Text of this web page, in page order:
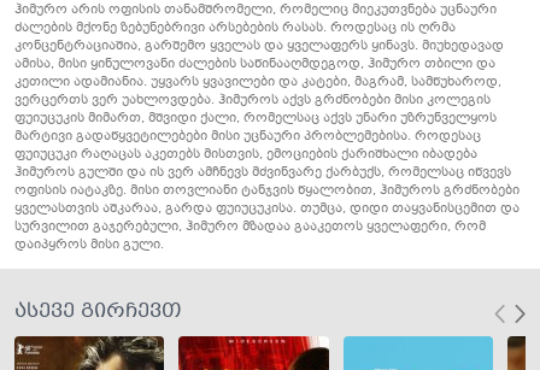
ჰიმურო არის ოფისის თანამშრომელი, რომელიც მიეკუთვნება უცნაური
ძალების მქონე ზებუნებრივი არსებების რასას. როდესაც ის ღრმა
კონცენტრაციაშია, გარშემო ყველას და ყველაფერს ყინავს. მიუხედავად
ამისა, მისი ყინულოვანი ძალების საწინააღმდეგოდ, ჰიმურო თბილი და
კეთილი ადამიანია. უყვარს ყვავილები და კატები, მაგრამ, სამწუხაროდ,
ვერცერთს ვერ უახლოვდება. ჰიმუროს აქვს გრძნობები მისი კოლეგის
ფუიუცუკის მიმართ, მშვიდი ქალი, რომელსაც აქვს უნარი უზრუნველყოს
მარტივი გადაწყვეტილებები მისი უცნაური პრობლემებისა. როდესაც
ფუიუცუკი რაღაცას აკეთებს მისთვის, ემოციების ქარიშხალი იბადება
ჰიმუროს გულში და ის ვერ ამჩნევს მძვინვარე ქარბუქს, რომელსაც იწვევს
ოფისის იატაკზე. მისი თოვლიანი ტანჯვის წყალობით, ჰიმუროს გრძნობები
ყველასთვის აშკარაა, გარდა ფუიუცუკისა. თუმცა, დიდი თაყვანისცემით და
სურვილით გაჯერებული, ჰიმურო მზადაა გააკეთოს ყველაფერი, რომ
დაიპყროს მისი გული.
ასევე გირჩევთ